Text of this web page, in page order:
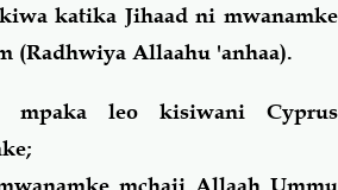
katika Jihaad ni mwanamke
(Radhwiya Allaahu 'anhaa).
leo kisiwani Cyprus